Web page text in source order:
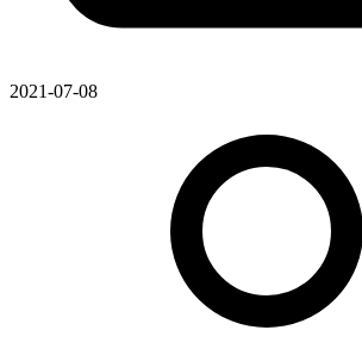
2021-07-08